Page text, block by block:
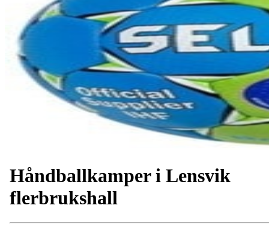
Håndballkamper i Lensvik
flerbrukshall